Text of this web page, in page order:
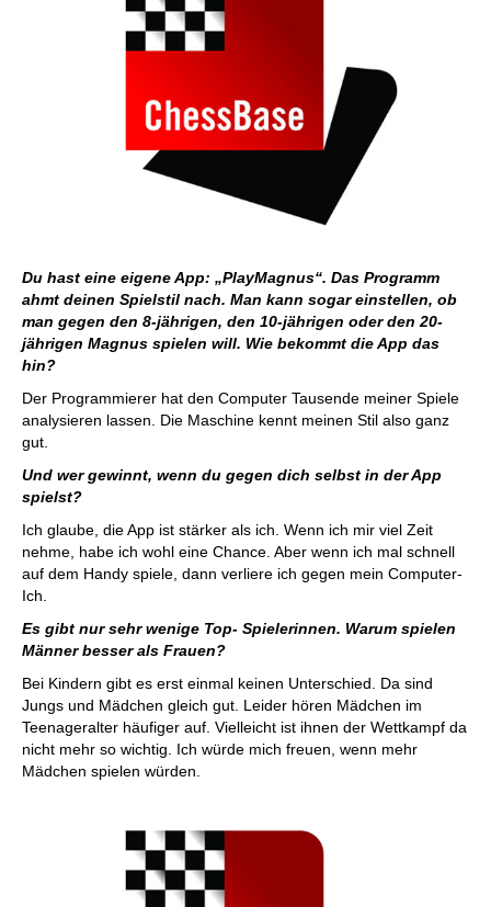
Du hast eine eigene App: „PlayMagnus“. Das Programm
ahmt deinen Spielstil nach. Man kann sogar einstellen, ob
man gegen den 8-jährigen, den 10-jährigen oder den 20-
jährigen Magnus spielen will. Wie bekommt die App das
hin?
Der Programmierer hat den Computer Tausende meiner Spiele
analysieren lassen. Die Maschine kennt meinen Stil also ganz
gut.
Und wer gewinnt, wenn du gegen dich selbst in der App
spielst?
Ich glaube, die App ist stärker als ich. Wenn ich mir viel Zeit
nehme, habe ich wohl eine Chance. Aber wenn ich mal schnell
auf dem Handy spiele, dann verliere ich gegen mein Computer-
Ich.
Es gibt nur sehr wenige Top- Spielerinnen. Warum spielen
Männer besser als Frauen?
Bei Kindern gibt es erst einmal keinen Unterschied. Da sind
Jungs und Mädchen gleich gut. Leider hören Mädchen im
Teenageralter häufiger auf. Vielleicht ist ihnen der Wettkampf da
nicht mehr so wichtig. Ich würde mich freuen, wenn mehr
Mädchen spielen würden.